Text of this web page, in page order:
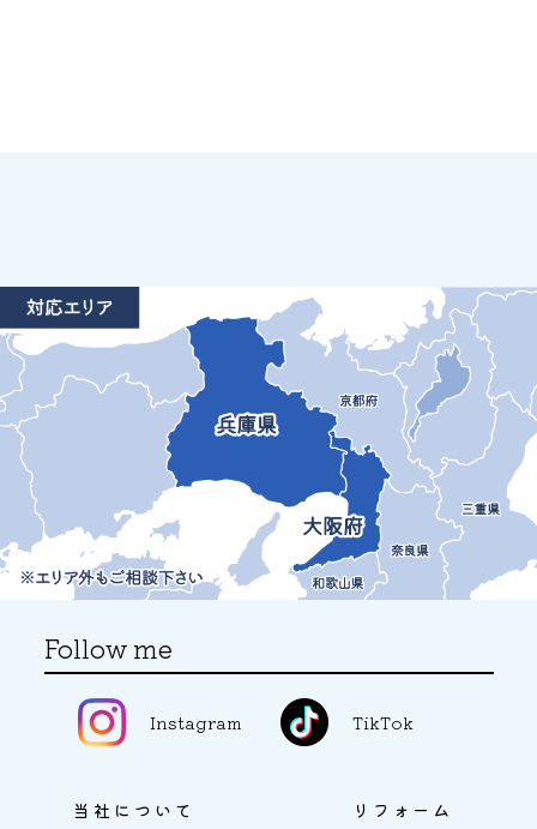
Follow me
Instagram TikTok
当社について リフォーム